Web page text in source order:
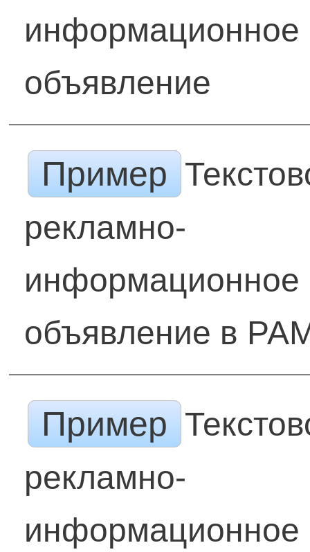
информационное
объявление
Пример
рекламно-
информационное
объявление в
Пример
рекламно-
информационное